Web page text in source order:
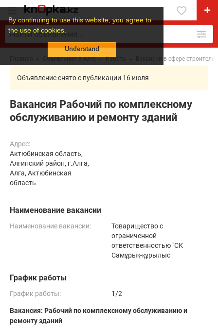
By continuing to use this website, you agree to
the use of cookies.
Understand
Объявления в Алге Работа Вакансии в сфере
Объявление снято с публикации 16 июля
Вакансия Рабочий по комплексному
обслуживанию и ремонту зданий
Адрес:
Актюбинская область,
Алгинский район, г.Алга,
Алга, Актюбинская
область
Наименование вакансии
Наименование вакансии:
Товарищество с
ограниченной
ответственностью "СК
Самұрық-құрылыс
График работы
График работы: 1/2
Вакансия: Рабочий по комплексному обслуживанию и
ремонту зданий